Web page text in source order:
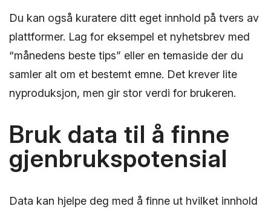
Du kan også kuratere ditt eget innhold på tvers av
plattformer. Lag for eksempel et nyhetsbrev med
“månedens beste tips” eller en temaside der du
samler alt om et bestemt emne. Det krever lite
nyproduksjon, men gir stor verdi for brukeren.
Bruk data til å finne
gjenbrukspotensial
Data kan hjelpe deg med å finne ut hvilket innhold